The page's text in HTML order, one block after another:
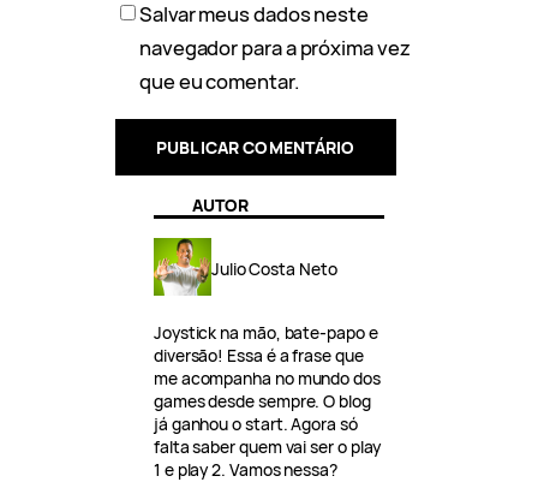
Salvar meus dados neste
navegador para a próxima vez
que eu comentar.
AUTOR
Julio Costa Neto
Joystick na mão, bate-papo e
diversão! Essa é a frase que
me acompanha no mundo dos
games desde sempre. O blog
já ganhou o start. Agora só
falta saber quem vai ser o play
1 e play 2. Vamos nessa?